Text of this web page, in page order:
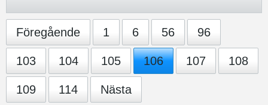
Föregående 1 6 56 96
103 104 105 106 107 108
109 114 Nästa